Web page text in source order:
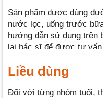
Sản phẩm được dùng
nước lọc, uống trước
hướng dẫn sử dụng trên
lại bác sĩ để được tư vấn
Liều dùng
Đối với từng nhóm tuổi,